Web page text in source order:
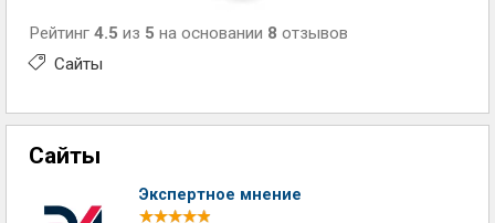
Рейтинг 4.5 из 5 на основании 8 отзывов
Сайты
Сайты
Экспертное мнение